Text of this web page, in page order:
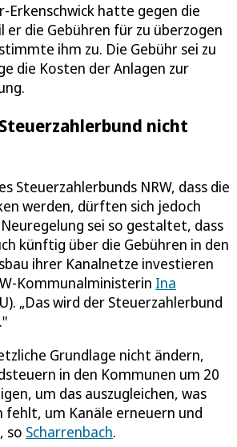
Erkenschwick hatte gegen die
er die Gebühren für zu überzogen
ihm zu. Die Gebühr sei zu
die Kosten der Anlagen zur
nicht
Steuerzahlerbunds NRW, dass die
werden, dürften sich jedoch
sei so gestaltet, dass
künftig über die Gebühren in den
ihrer Kanalnetze investieren
Kommunalministerin Ina
„Das wird der Steuerzahlerbund
Grundlage nicht ändern,
in den Kommunen um 20
um das auszugleichen, was
fehlt, um Kanäle erneuern und
so Scharrenbach.